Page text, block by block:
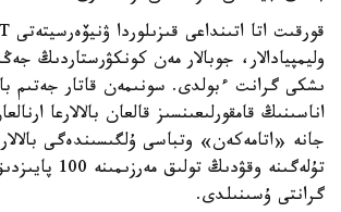
ىشكى گرانت ءبولدى. سونىمەن قاتار جەتىم
اناسىنىڭ قامقورلىعىنسىز قالعان بالالارعا
جانە «اتامەكەن» وتباسى ۇلگىسىندەگى
تۇلەگىنە وقۋدىڭ
گرانتى ۇسىنىلدى.